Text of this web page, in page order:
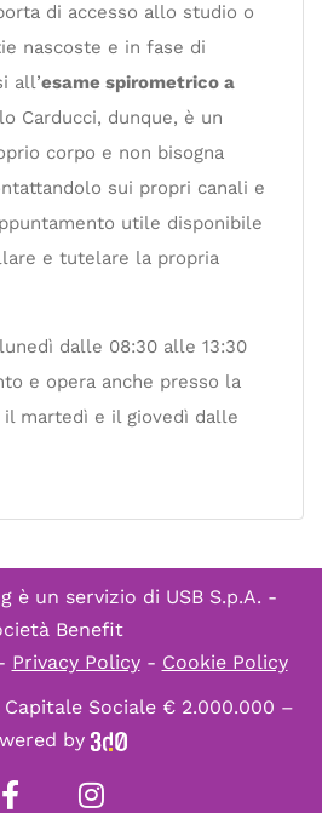
di accesso allo studio o
nascoste e in fase di
all’esame spirometrico a
Carducci, dunque, è un
corpo e non bisogna
sui propri canali e
utile disponibile
e tutelare la propria
dalle 08:30 alle 13:30
e opera anche presso la
martedì e il giovedì dalle
è un servizio di USB S.p.A. -
Benefit
Privacy Policy- Cookie Policy
Capitale Sociale € 2.000.000 –
by